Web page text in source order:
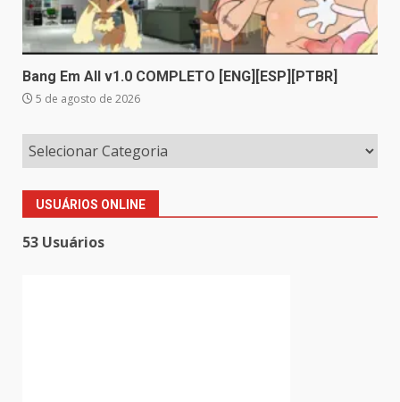
Bang Em All v1.0 COMPLETO [ENG][ESP][PTBR]
5 de agosto de 2026
USUÁRIOS ONLINE
53 Usuários